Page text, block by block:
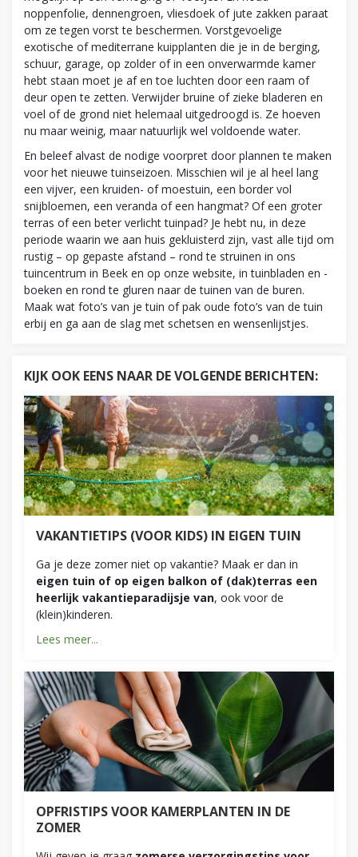
noppenfolie, dennengroen, vliesdoek of jute zakken paraat
om ze tegen vorst te beschermen. Vorstgevoelige
exotische of mediterrane kuipplanten die je in de berging,
schuur, garage, op zolder of in een onverwarmde kamer
hebt staan moet je af en toe luchten door een raam of
deur open te zetten. Verwijder bruine of zieke bladeren en
voel of de grond niet helemaal uitgedroogd is. Ze hoeven
nu maar weinig, maar natuurlijk wel voldoende water.
En beleef alvast de nodige voorpret door plannen te maken
voor het nieuwe tuinseizoen. Misschien wil je al heel lang
een vijver, een kruiden- of moestuin, een border vol
snijbloemen, een veranda of een hangmat? Of een groter
terras of een beter verlicht tuinpad? Je hebt nu, in deze
periode waarin we aan huis gekluisterd zijn, vast alle tijd om
rustig – op gepaste afstand – rond te struinen in ons
tuincentrum in Beek en op onze website, in tuinbladen en -
boeken en rond te gluren naar de tuinen van de buren.
Maak wat foto’s van je tuin of pak oude foto’s van de tuin
erbij en ga aan de slag met schetsen en wensenlijstjes.
KIJK OOK EENS NAAR DE VOLGENDE BERICHTEN:
VAKANTIETIPS (VOOR KIDS) IN EIGEN TUIN
Ga je deze zomer niet op vakantie? Maak er dan in
eigen tuin of op eigen balkon of (dak)terras een
heerlijk vakantieparadijsje van, ook voor de
(klein)kinderen.
Lees meer...
OPFRISTIPS VOOR KAMERPLANTEN IN DE
ZOMER